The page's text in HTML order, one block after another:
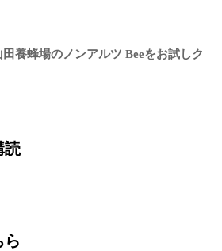
養蜂場のノンアルツ Beeをお試しク
読
ら